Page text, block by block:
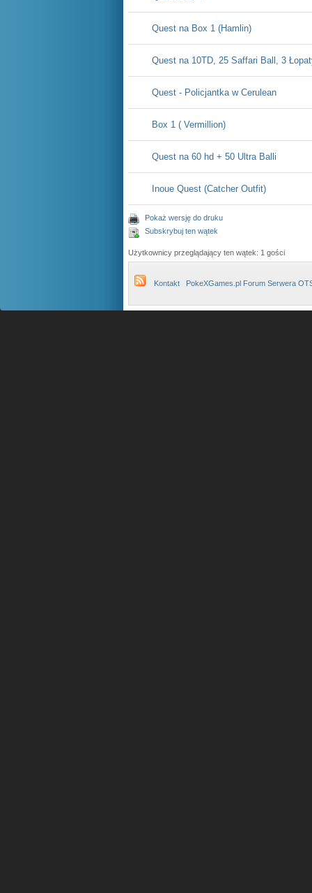
Quest na Box 1 (Hamlin)
Quest na 10TD, 25 Saffari Ball, 3
Quest - Policjantka w Cerulean
Box 1 ( Vermillion)
Quest na 60 hd + 50 Ultra Balli
Inoue Quest (Catcher Outfit)
Pokaż wersję do druku
Subskrybuj ten wątek
Użytkownicy przeglądający ten wątek: 1 gości
Kontakt PokeXGames.pl Forum Serwera